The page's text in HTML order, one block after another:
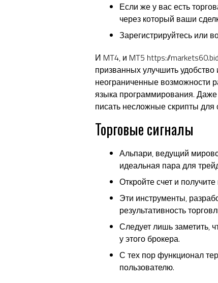
Если же у вас есть
через который ваши
Зарегистрируйтесь или
И MT4, и MT5 https://
призванных улучшить
неограниченные возможности
языка программирования. Даже
писать несложные скрипты для
Торговые сигналы
Альпари, ведущий
идеальная пара для
Откройте счет и
Эти инструменты,
результативность
Следует лишь заметить,
у этого брокера.
С тех пор функционал
пользователю.